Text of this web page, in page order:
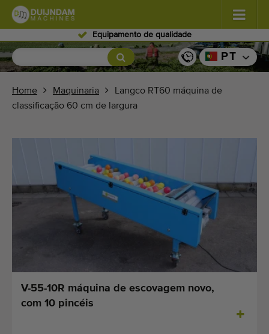
Pessoal qualificado
Flores e plantas (587)
Vegetais de estufa (350)
Frutos (336)
Transportadores (441)
Venda a sua máquina!
Pesquisa por tipo
Alerta de Máquinas
PT
Home Maquinaria
Langco RT60 máquina de
classificação 60 cm de largura
V-55-10R máquina de escovagem novo,
com 10 pincéis